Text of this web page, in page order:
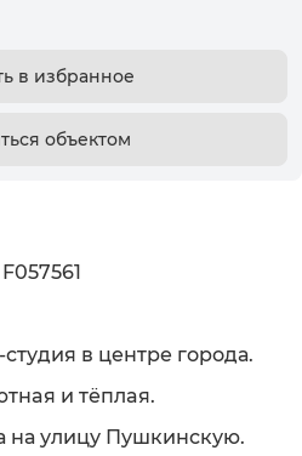
в избранное
объектом
в центре города.
и тёплaя.
на улицу Пушкинскую.